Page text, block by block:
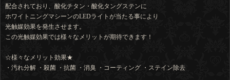
配合されており、酸化チタン・酸化タングステンに
ホワイトニングマシーンのLEDライトが当たる事により
光触媒効果を発生させます。
この光触媒効果では様々なメリットが期待できます！
☆様々なメリット効果★
・汚れ分解 ・殺菌 ・抗菌 ・消臭 ・コーティング ・ステイン除去